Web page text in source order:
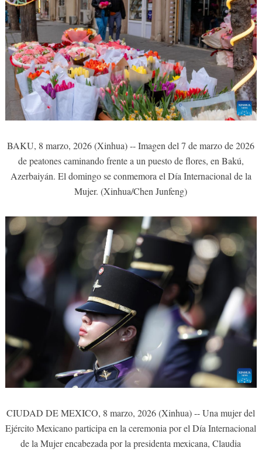
BAKU, 8 marzo, 2026 (Xinhua) -- Imagen del 7 de marzo de 2026
de peatones caminando frente a un puesto de flores, en Bakú,
Azerbaiyán. El domingo se conmemora el Día Internacional de la
Mujer. (Xinhua/Chen Junfeng)
CIUDAD DE MEXICO, 8 marzo, 2026 (Xinhua) -- Una mujer del
Ejército Mexicano participa en la ceremonia por el Día Internacional
de la Mujer encabezada por la presidenta mexicana, Claudia